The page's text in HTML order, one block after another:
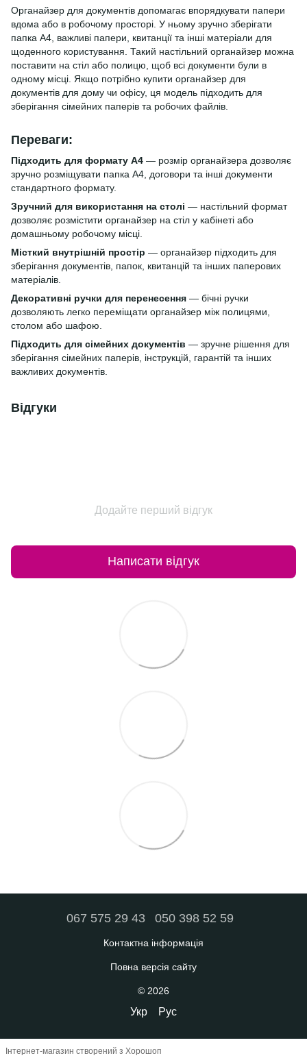
Органайзер для документів допомагає впорядкувати папери
вдома або в робочому просторі. У ньому зручно зберігати
папка А4, важливі папери, квитанції та інші матеріали для
щоденного користування. Такий настільний органайзер можна
поставити на стіл або полицю, щоб всі документи були в
одному місці. Якщо потрібно купити органайзер для
документів для дому чи офісу, ця модель підходить для
зберігання сімейних паперів та робочих файлів.
Переваги:
Підходить для формату А4 — розмір органайзера дозволяє
зручно розміщувати папка А4, договори та інші документи
стандартного формату.
Зручний для використання на столі — настільний формат
дозволяє розмістити органайзер на стіл у кабінеті або
домашньому робочому місці.
Місткий внутрішній простір — органайзер підходить для
зберігання документів, папок, квитанцій та інших паперових
матеріалів.
Декоративні ручки для перенесення — бічні ручки
дозволяють легко переміщати органайзер між полицями,
столом або шафою.
Підходить для сімейних документів — зручне рішення для
зберігання сімейних паперів, інструкцій, гарантій та інших
важливих документів.
Відгуки
Додайте перший відгук
Написати відгук
067 575 29 43 050 398 52 59
Контактна інформація
Повна версія сайту
© 2026
Укр Рус
Інтернет-магазин створений з Хорошоп